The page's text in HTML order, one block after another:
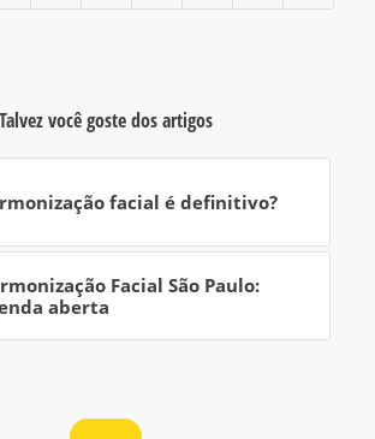
Talvez você goste dos artigos
facial é definitivo?
Facial São Paulo:
aberta